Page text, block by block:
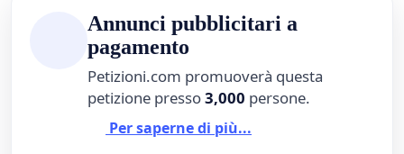
Annunci pubblicitari a
pagamento
Petizioni.com promuoverà questa
petizione presso3,000 persone.
Per saperne di più...